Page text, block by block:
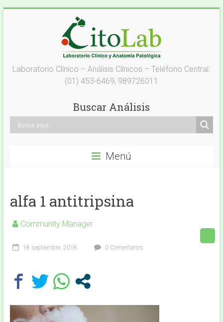
Laboratorio
Análisis
Clínicos
–
Laboratorio Clínico – Análisis Clínicos – Teléfono Central:
(01) 453-6469, 989726011
Buscar Análisis
Menú
alfa 1 antitripsina
Community Manager
18 septiembre, 2018 0 Comentarios